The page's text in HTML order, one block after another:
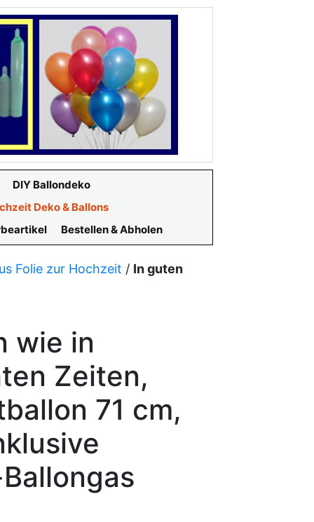
DIY Ballondeko
Deko & Ballons
Bestellen & Abholen
Folie zur Hochzeit / In guten
wie in
Zeiten,
71 cm,